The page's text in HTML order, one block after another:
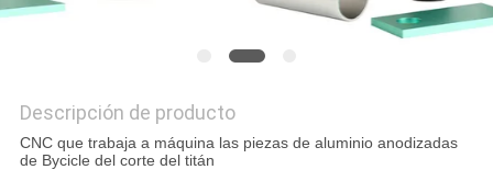
Descripción de producto
CNC que trabaja a máquina las piezas de aluminio anodizadas
de Bycicle del corte del titán